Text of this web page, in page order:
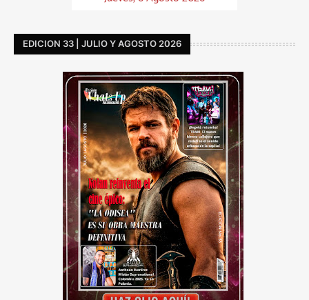
EDICION 33 | JULIO Y AGOSTO 2026